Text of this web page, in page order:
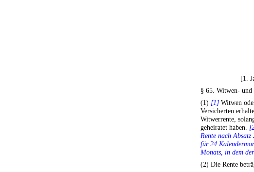
[1.
§ 65. Witwen- und
(1) [1] Witwen
Versicherten
Witwerrente,
geheiratet haben.
Rente nach Absatz
für 24
Monats, in dem
(2) Die Rente